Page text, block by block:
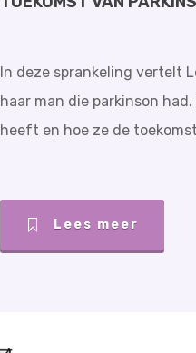
In deze sprankeling vertelt
haar man die parkinson
heeft en hoe ze de
Lees meer